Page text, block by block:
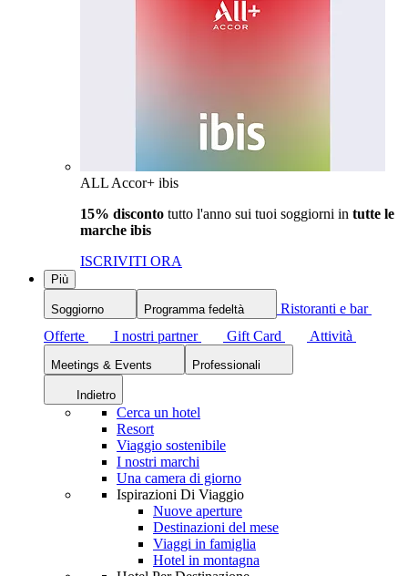
ALL Accor+ ibis
15% disconto tutto l'anno sui tuoi soggiorni in tutte le
marche ibis
ISCRIVITI ORA
Più
Soggiorno Programma fedeltà
Ristoranti e bar
Offerte
I nostri partner Gift Card Attività
Meetings & Events Professionali
Indietro
Cerca un hotel
Resort
Viaggio sostenibile
I nostri marchi
Una camera di giorno
Ispirazioni Di Viaggio
Nuove aperture
Destinazioni del mese
Viaggi in famiglia
Hotel in montagna